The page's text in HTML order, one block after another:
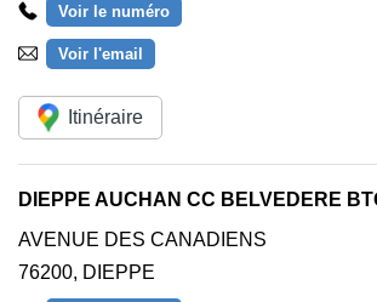
Voir le numéro
Voir l'email
Itinéraire
DIEPPE AUCHAN CC BELVEDERE
AVENUE DES CANADIENS
76200, DIEPPE